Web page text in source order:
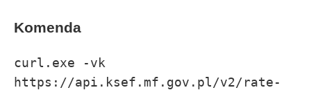
Komenda
curl.exe -vk
https://api.ksef.mf.gov.pl/v2/rate-